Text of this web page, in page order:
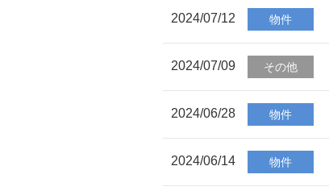
2024/07/12 物件
2024/07/09 その他
2024/06/28 物件
2024/06/14 物件